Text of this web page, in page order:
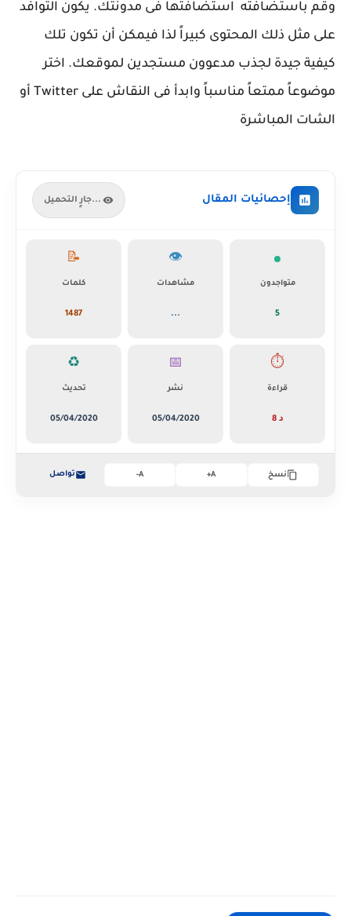
وقم باستضافته استضافتها فى مدونتك. يكون التوافد
على مثل ذلك المحتوى كبيراً لذا فيمكن أن تكون تلك
كيفية جيدة لجذب مدعوون مستجدين لموقعك. اختر
موضوعاً ممتعاً مناسباً وابدأ فى النقاش على Twitter أو
الشات المباشرة
إحصائيات المقال جارٍ التحميل...
متواجدون
5
👁️
مشاهدات
...
📝
كلمات
1487
⏱️
قراءة
8 د
📅
نشر
05/04/2020
♻️
تحديث
05/04/2020
نسخ A+
A- تواصل